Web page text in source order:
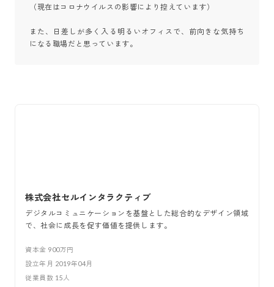
（現在はコロナウイルスの影響により控えています）
また、日差しが多く入る明るいオフィスで、前向きな気持ち
になる職場だと思っています。
株式会社セルインタラクティブ
デジタルコミュニケーションを基盤とした総合的なデザイン領域
で、社会に成長を促す価値を提供します。
資本金 900万円
設立年月 2019年04月
従業員数 15 人